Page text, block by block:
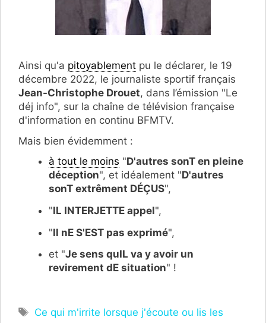
Ainsi qu'a pitoyablement pu le déclarer, le 19
décembre 2022, le journaliste sportif français
Jean-Christophe Drouet, dans l’émission "Le
déj info", sur la chaîne de télévision française
d'information en continu BFMTV.
Mais bien évidemment :
à tout le moins "D'autres sonT en pleine
déception", et idéalement "D'autres
sonT extrêment DÉÇUS",
"IL INTERJETTE appel",
"Il nE S'EST pas exprimé",
et "Je sens quIL va y avoir un
revirement dE situation" !
Étiquettes
Ce qui m'irrite lorsque j'écoute ou lis les